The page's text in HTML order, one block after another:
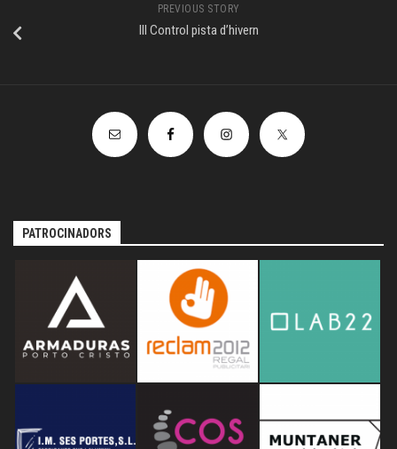
PREVIOUS STORY
III Control pista d’hivern
PATROCINADORS